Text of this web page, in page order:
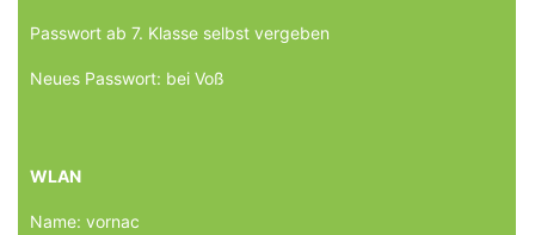
Passwort ab 7. Klasse selbst vergeben
Neues Passwort: bei Voß
WLAN
Name: vornac